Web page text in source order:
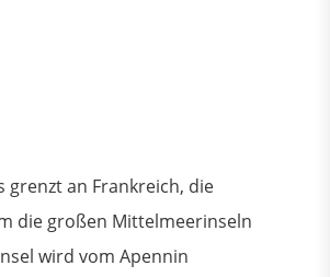
grenzt an Frankreich, die
die großen Mittelmeerinseln
wird vom Apennin